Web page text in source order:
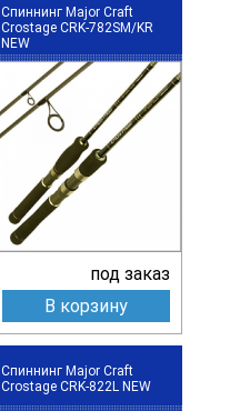
Спиннинг Major Craft
Crostage CRK-782SM/KR
NEW
под заказ
В корзину
Спиннинг Major Craft
Crostage CRK-822L NEW